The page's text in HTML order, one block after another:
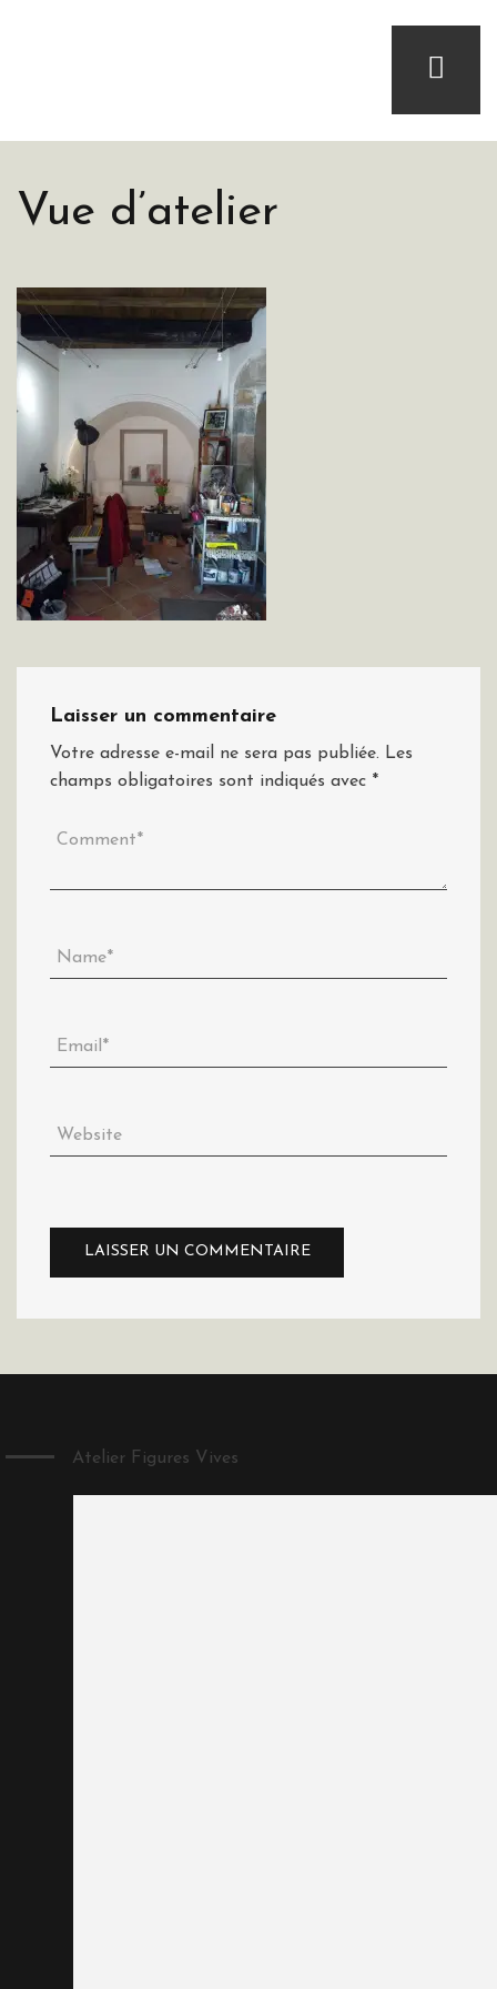
Vue d’atelier
Laisser un commentaire
Votre adresse e-mail ne sera pas publiée. Les
champs obligatoires sont indiqués avec *
Atelier Figures Vives